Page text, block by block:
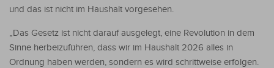
und das ist nicht im Haushalt vorgesehen.
„Das Gesetz ist nicht darauf ausgelegt, eine Revolution in dem
Sinne herbeizuführen, dass wir im Haushalt 2026 alles in
Ordnung haben werden, sondern es wird schrittweise erfolgen.